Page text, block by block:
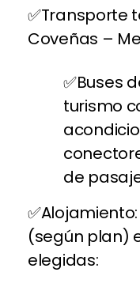
Transporte
Coveñas –
Buses
turismo
de
(según plan)
elegidas: